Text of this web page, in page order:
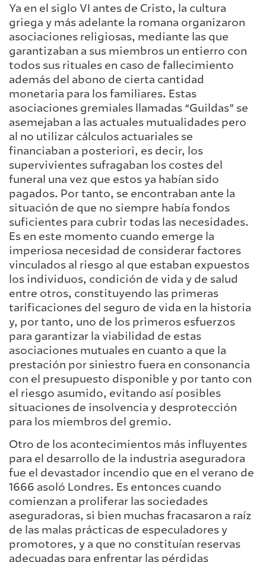
Ya en el siglo VI antes de Cristo, la cultura
griega y más adelante la romana organizaron
asociaciones religiosas, mediante las que
garantizaban a sus miembros un entierro con
todos sus rituales en caso de fallecimiento
además del abono de cierta cantidad
monetaria para los familiares. Estas
asociaciones gremiales llamadas “Guildas” se
asemejaban a las actuales mutualidades pero
al no utilizar cálculos actuariales se
financiaban a posteriori, es decir, los
supervivientes sufragaban los costes del
funeral una vez que estos ya habían sido
pagados. Por tanto, se encontraban ante la
situación de que no siempre había fondos
suficientes para cubrir todas las necesidades.
Es en este momento cuando emerge la
imperiosa necesidad de considerar factores
vinculados al riesgo al que estaban expuestos
los individuos, condición de vida y de salud
entre otros, constituyendo las primeras
tarificaciones del seguro de vida en la historia
y, por tanto, uno de los primeros esfuerzos
para garantizar la viabilidad de estas
asociaciones mutuales en cuanto a que la
prestación por siniestro fuera en consonancia
con el presupuesto disponible y por tanto con
el riesgo asumido, evitando así posibles
situaciones de insolvencia y desprotección
para los miembros del gremio.
Otro de los acontecimientos más influyentes
para el desarrollo de la industria aseguradora
fue el devastador incendio que en el verano de
1666 asoló Londres. Es entonces cuando
comienzan a proliferar las sociedades
aseguradoras, si bien muchas fracasaron a raíz
de las malas prácticas de especuladores y
promotores, y a que no constituían reservas
adecuadas para enfrentar las pérdidas